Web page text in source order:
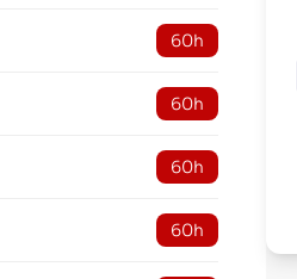
60h
60h
60h
60h